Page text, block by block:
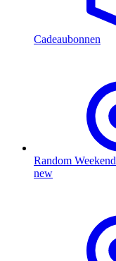
Cadeaubonnen
Random Weekend
new